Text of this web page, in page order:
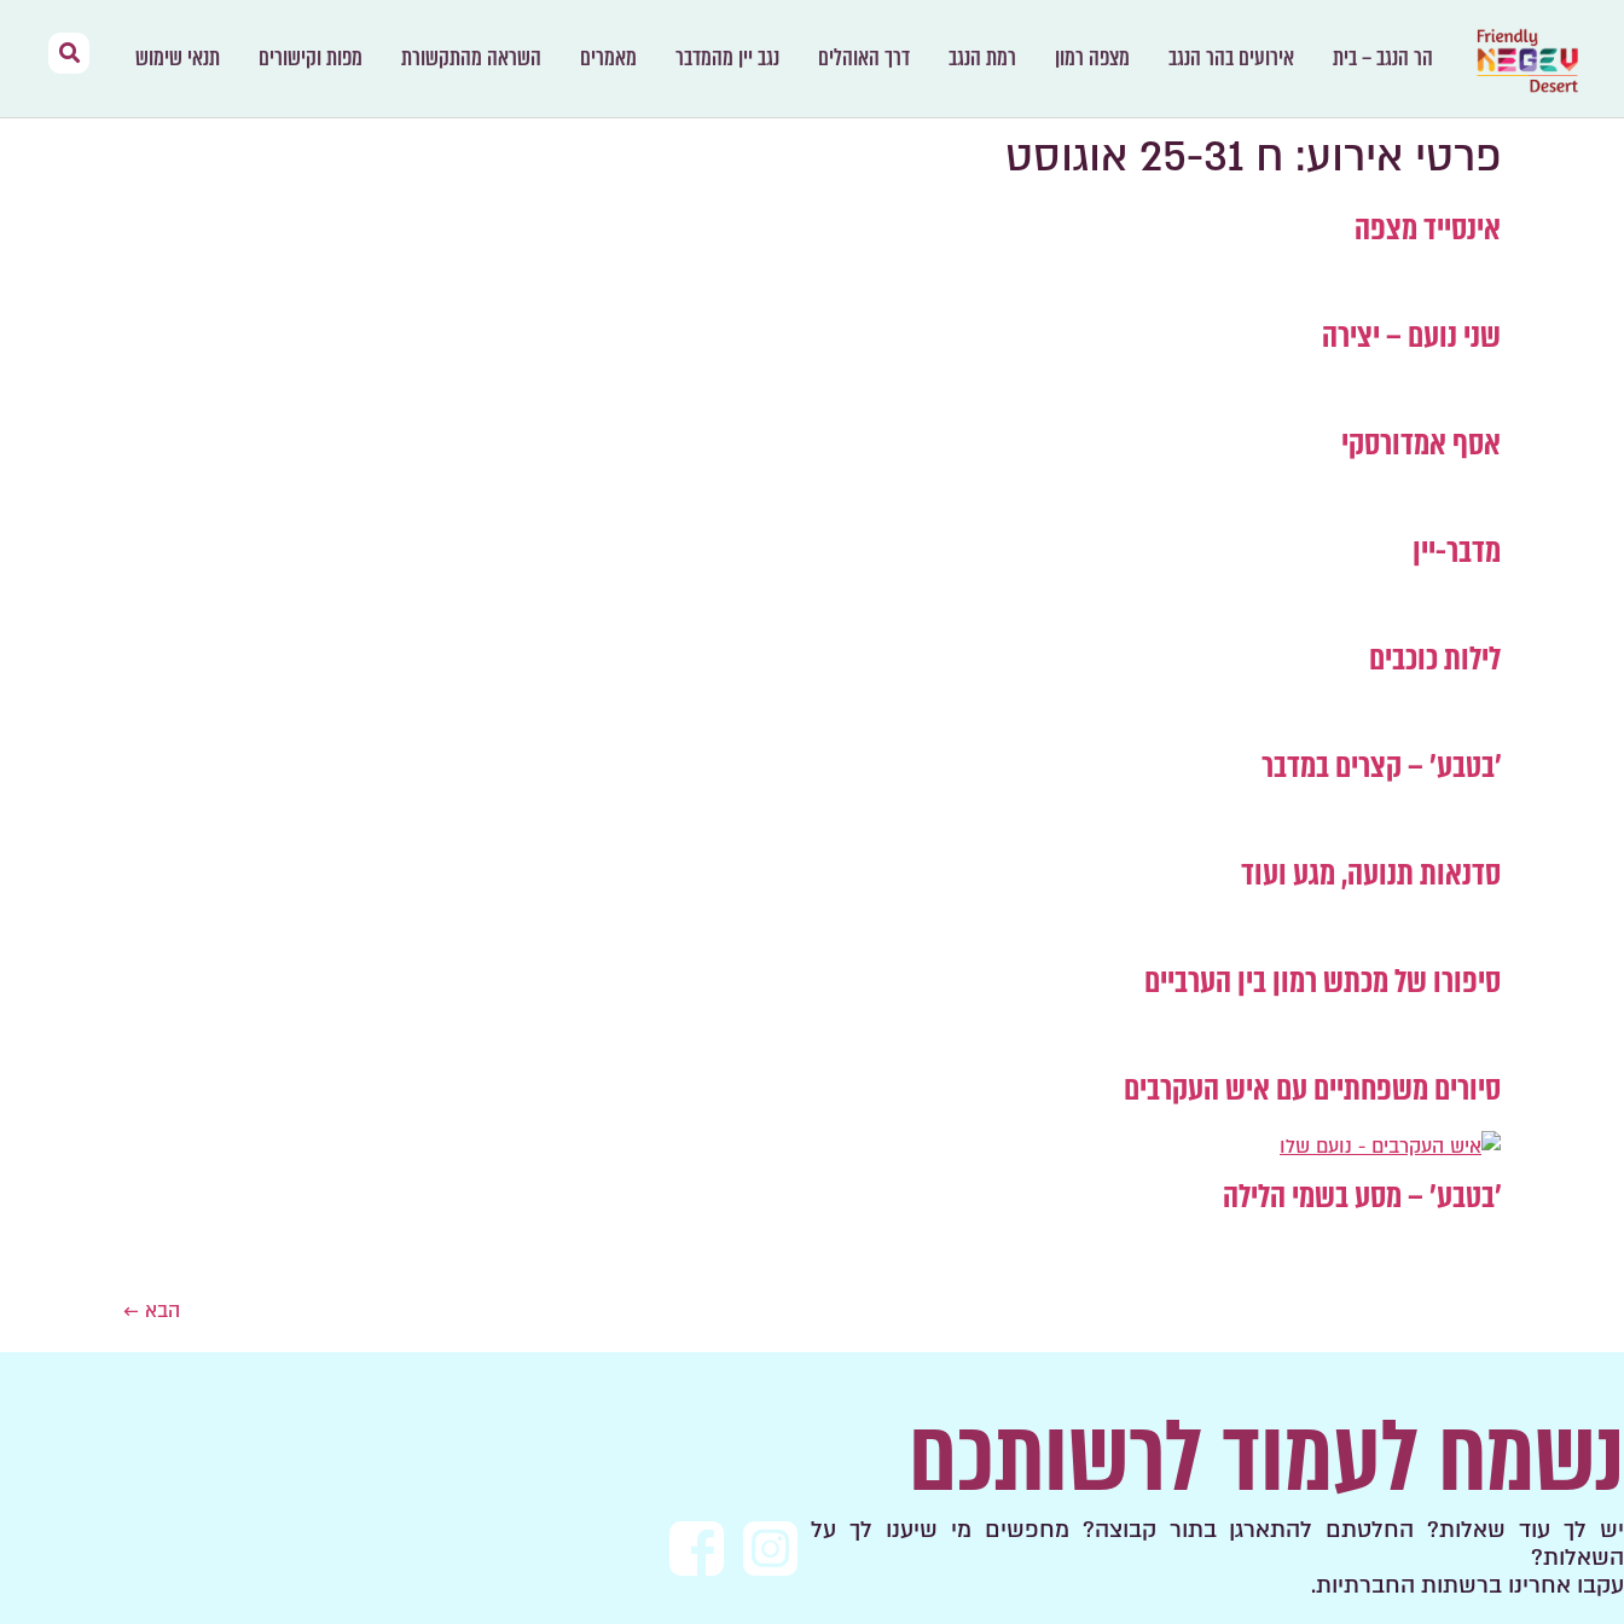
הר הנגב – בית אירועים בהר הנגב מצפה רמון רמת הנגב דרך האוהלים נגב יין מהמדבר מאמרים השראה מהתקשורת מפות וקישורים תנאי שימוש
פרטי אירוע: ח 25-31 אוגוסט
אינסייד מצפה
שני נועם – יצירה
אסף אמדורסקי
מדבר-יין
לילות כוכבים
'בטבע' – קצרים במדבר
סדנאות תנועה, מגע ועוד
סיפורו של מכתש רמון בין הערביים
סיורים משפחתיים עם איש העקרבים
'בטבע' – מסע בשמי הלילה
הבא ←
נשמח לעמוד לרשותכם
יש לך עוד שאלות? החלטתם להתארגן בתור קבוצה? מחפשים מי שיענו לך על
השאלות?
עקבו אחרינו ברשתות החברתיות.